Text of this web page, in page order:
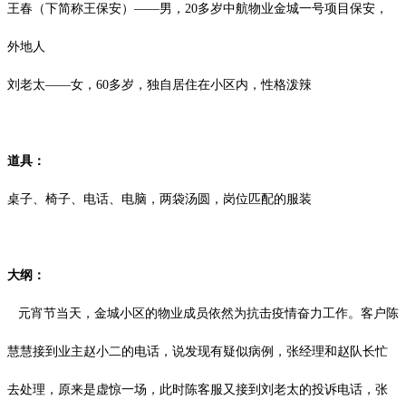
王春（下简称王保安） ——男，20多岁中航物业金城一号项目保安，
外地人
刘老太——女，60多岁，独自居住在小区内，性格泼辣
道具：
桌子、椅子、电话、电脑，两袋汤圆，岗位匹配的服装
大纲：
元宵节当天，金城小区的物业成员依然为抗击疫情奋力工作。客户陈
慧慧接到业主赵小二的电话，说发现有疑似病例，张经理和赵队长忙
去处理，原来是虚惊一场，此时陈客服又接到刘老太的投诉电话，张